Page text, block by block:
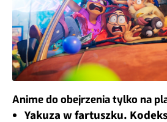
Anime do obejrzenia tylko na
Yakuza w fartuszku.